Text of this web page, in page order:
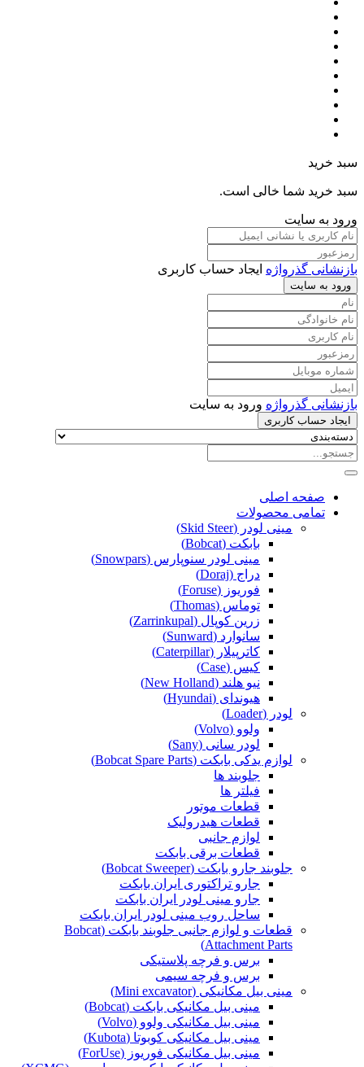
سبد خرید
سبد خرید شما خالی است.
ورود به سایت
بازنشانی گذرواژه ایجاد حساب کاربری
ورود به سایت
بازنشانی گذرواژه ورود به سایت
ایجاد حساب کاربری
صفحه اصلی
تمامی محصولات
مینی لودر (Skid Steer)
بابکت (Bobcat)
مینی لودر سنوپارس (Snowpars)
دراج (Doraj)
فوریوز (Foruse)
توماس (Thomas)
زرین کوپال (Zarrinkupal)
سانوارد (Sunward)
کاترپیلار (Caterpillar)
کیس (Case)
نیو هلند (New Holland)
هیوندای (Hyundai)
لودر (Loader)
ولوو (Volvo)
لودر سانی (Sany)
لوازم یدکی بابکت (Bobcat Spare Parts)
جلوبند ها
فیلتر ها
قطعات موتور
قطعات هیدرولیک
لوازم جانبی
قطعات برقی بابکت
جلوبند جارو بابکت (Bobcat Sweeper)
جارو تراکتوری ایران بابکت
جارو مینی لودر ایران بابکت
ساحل روب مینی لودر ایران بابکت
قطعات و لوازم جانبی جلوبند بابکت (Bobcat
Attachment Parts)
برس و فرچه پلاستیکی
برس و فرچه سیمی
مینی بیل مکانیکی (Mini excavator)
مینی بیل مکانیکی بابکت (Bobcat)
مینی بیل مکانیکی ولوو (Volvo)
مینی بیل مکانیکی کوبوتا (Kubota)
مینی بیل مکانیکی فوریوز (ForUse)